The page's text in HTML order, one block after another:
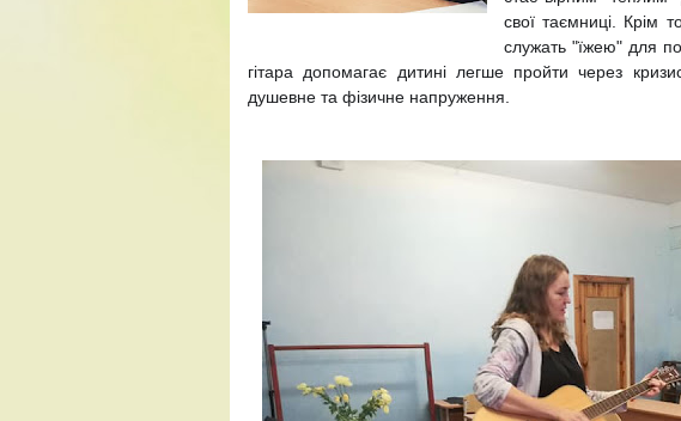
свої таємниці. Крім
служать "їжею" для
гітара допомагає дитині легше пройти через
душевне та фізичне напруження.